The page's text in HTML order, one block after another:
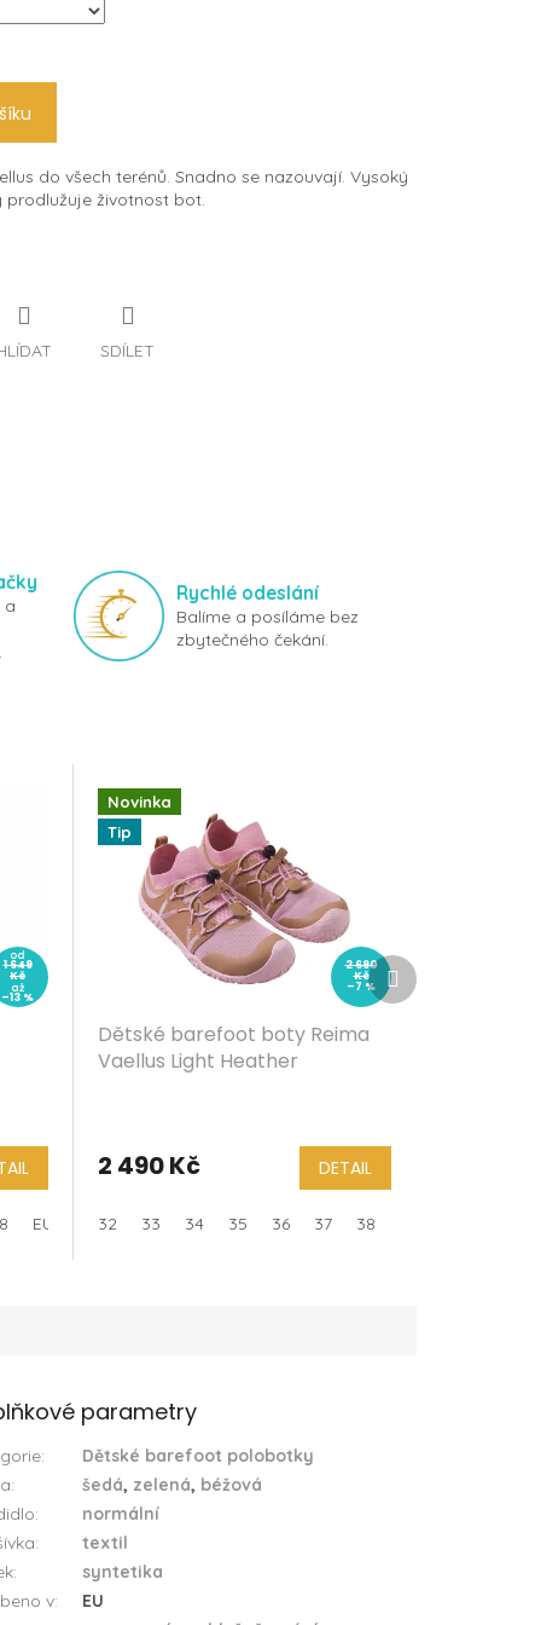
do všech terénů. Snadno se nazouvají. Vysoký
životnost bot.
SDÍLET
a
Rychlé odeslání
Balíme a posíláme bez
zbytečného čekání.
od
1 649
Kč
až
–13 %
EU 30 EU 31 EU 32
Novinka
Tip
2 690
Kč
–7 %
Dětské barefoot boty Reima
Vaellus Light Heather
2 490 Kč DETAIL
32 33 34 35 36 37 38
Další
produkt
parametry
:
Dětské barefoot polobotky
: šedá, zelená, béžová
:
normální
:
textil
:
syntetika
v:
EU